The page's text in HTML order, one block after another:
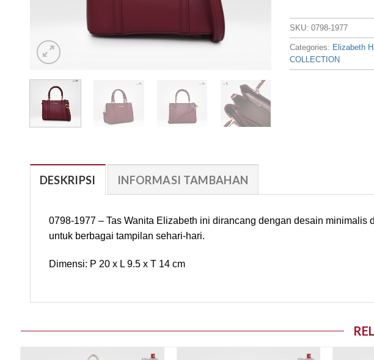
SKU:0798-1977
Categories: Elizabeth
COLLECTION
DESKRIPSI INFORMASI TAMBAHAN
0798-1977 – Tas Wanita Elizabeth ini dirancang dengan desain
untuk berbagai tampilan sehari-hari.
Dimensi: P 20 x L 9.5 x T 14 cm